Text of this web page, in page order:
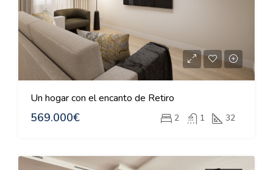
Un hogar con el encanto de Retiro
569.000€ 2 1 32